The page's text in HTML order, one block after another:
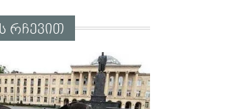
რჩევით